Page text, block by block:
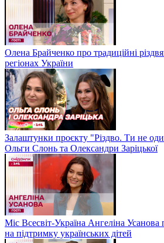
Олена Брайченко про традиційні
регіонах України
Залаштунки проєкту "Різдво. Ти не
Ольги Слонь та Олександри Заріцької
Міс Всесвіт-Україна Ангеліна Усанова
на підтримку українських дітей